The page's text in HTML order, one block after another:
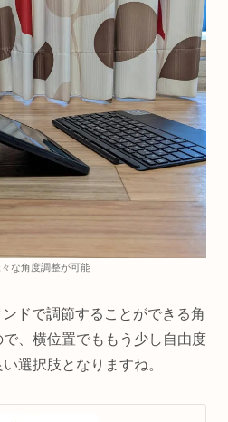
な角度調整が可能
ドで調節することができる角
、横位置でももう少し自由度
選択肢となりますね。